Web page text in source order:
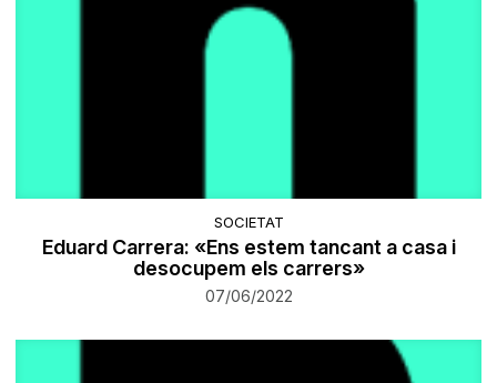
SOCIETAT
Eduard Carrera: «Ens estem tancant a casa i
desocupem els carrers»
07/06/2022